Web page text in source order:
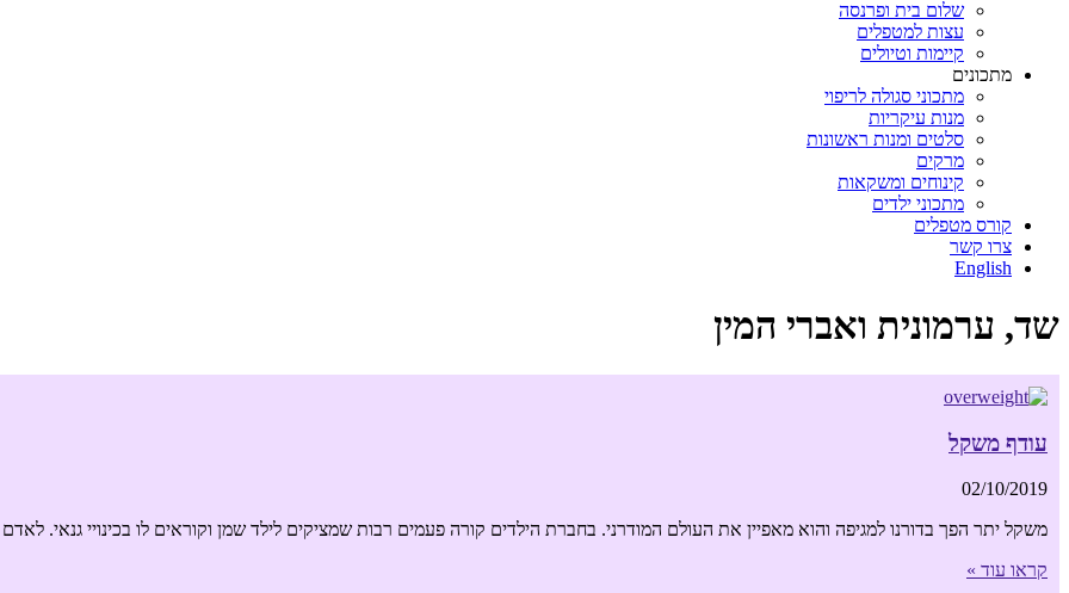
שלום בית ופרנסה
עצות למטפלים
קיימות וטיולים
מתכונים
מתכוני סגולה לריפוי
מנות עיקריות
סלטים ומנות ראשונות
מרקים
קינוחים ומשקאות
מתכוני ילדים
קורס מטפלים
צרו קשר
English
שד, ערמונית ואברי המין
עודף משקל
02/10/2019
משקל יתר הפך בדורנו למגיפה והוא מאפיין את העולם המודרני. בחברת הילדים קורה פעמים רבות שמציקים לילד שמן וקוראים לו בכינויי גנאי.
קראו עוד »